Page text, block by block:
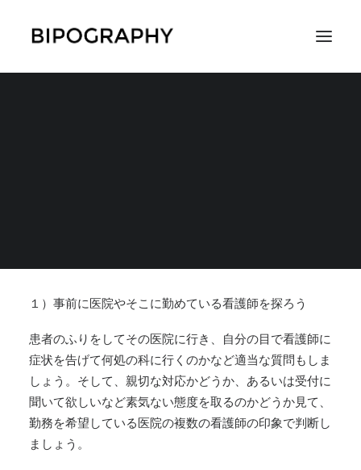
１）事前に医院やそこに勤めている看護師を探ろう
患者のふりをしてその医院に行き、自分の目で看護師に
症状を告げて何処の科に行くのかなど適当な質問もしま
しょう。そして、親切な対応かどうか、あるいは受付に
聞いて欲しいなど素気ない態度を取るのかどうか見て、
勤務を希望している医院の複数の看護師の印象で判断し
ましょう。